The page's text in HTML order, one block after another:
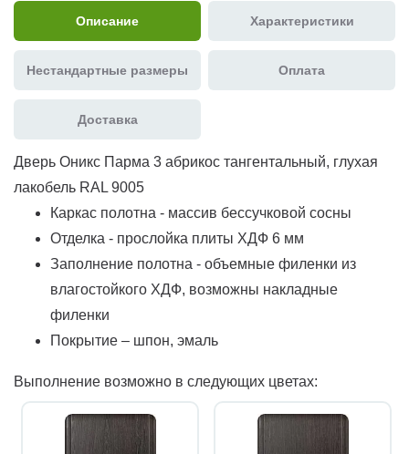
Описание Характеристики
Нестандартные размеры Оплата
Доставка
Дверь Оникс Парма 3 абрикос тангентальный, глухая
лакобель RAL 9005
Каркас полотна - массив бессучковой сосны
Отделка - прослойка плиты ХДФ 6 мм
Заполнение полотна - объемные филенки из
влагостойкого ХДФ, возможны накладные
филенки
Покрытие – шпон, эмаль
Выполнение возможно в следующих цветах: